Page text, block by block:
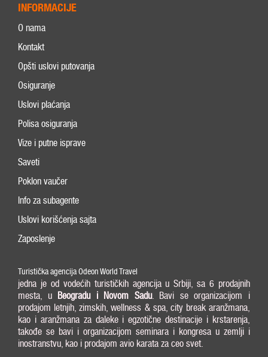
INFORMACIJE
O nama
Kontakt
Opšti uslovi putovanja
Osiguranje
Uslovi plaćanja
Polisa osiguranja
Vize i putne isprave
Saveti
Poklon vaučer
Info za subagente
Uslovi korišćenja sajta
Zaposlenje
Turistička agencija Odeon World Travel
jedna je od vodećih turističkih agencija u Srbiji, sa 6 prodajnih
mesta, u Beogradu i Novom Sadu. Bavi se organizacijom i
prodajom letnjih, zimskih, wellness & spa, city break aranžmana,
kao i aranžmana za daleke i egzotične destinacije i krstarenja,
takođe se bavi i organizacijom seminara i kongresa u zemlji i
inostranstvu, kao i prodajom avio karata za ceo svet.